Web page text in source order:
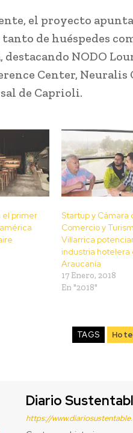
el proyecto
tanto de huéspedes
NODO
Center,
de Caprioli.
el primer
Startup y Cámara
Comercio y
Villarrica
industria hotelera
Araucanía
17 Enero, 2018
En "2018"
TAGS
Diario
https://